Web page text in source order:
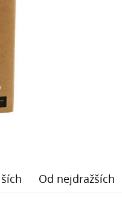
Od nejdražších